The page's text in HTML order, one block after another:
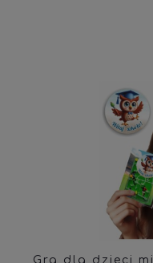
Gra dla dzieci